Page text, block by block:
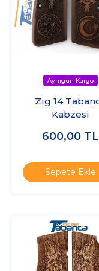
Zig 14
Kabzesi
600,00 TL
Sepete Ekle